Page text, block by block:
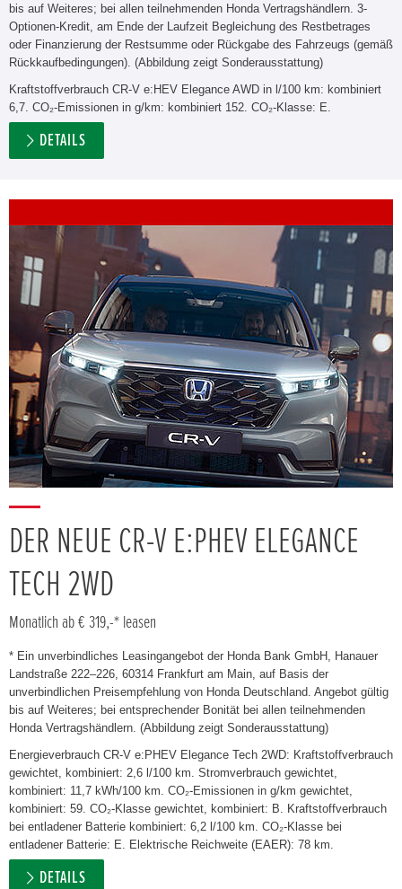
bis auf Weiteres; bei allen teilnehmenden Honda Vertragshändlern. 3-
Optionen-Kredit, am Ende der Laufzeit Begleichung des Restbetrages
oder Finanzierung der Restsumme oder Rückgabe des Fahrzeugs (gemäß
Rückkaufbedingungen). (Abbildung zeigt Sonderausstattung)
Kraftstoffverbrauch CR-V e:HEV Elegance AWD in l/100 km: kombiniert
6,7. CO₂-Emissionen in g/km: kombiniert 152. CO₂-Klasse: E.
DETAILS
DER NEUE CR-V E:PHEV ELEGANCE
TECH 2WD
Monatlich ab € 319,-* leasen
* Ein unverbindliches Leasingangebot der Honda Bank GmbH, Hanauer
Landstraße 222–226, 60314 Frankfurt am Main, auf Basis der
unverbindlichen Preisempfehlung von Honda Deutschland. Angebot gültig
bis auf Weiteres; bei entsprechender Bonität bei allen teilnehmenden
Honda Vertragshändlern. (Abbildung zeigt Sonderausstattung)
Energieverbrauch CR-V e:PHEV Elegance Tech 2WD: Kraftstoffverbrauch
gewichtet, kombiniert: 2,6 l/100 km. Stromverbrauch gewichtet,
kombiniert: 11,7 kWh/100 km. CO₂-Emissionen in g/km gewichtet,
kombiniert: 59. CO₂-Klasse gewichtet, kombiniert: B. Kraftstoffverbrauch
bei entladener Batterie kombiniert: 6,2 l/100 km. CO₂-Klasse bei
entladener Batterie: E. Elektrische Reichweite (EAER): 78 km.
DETAILS